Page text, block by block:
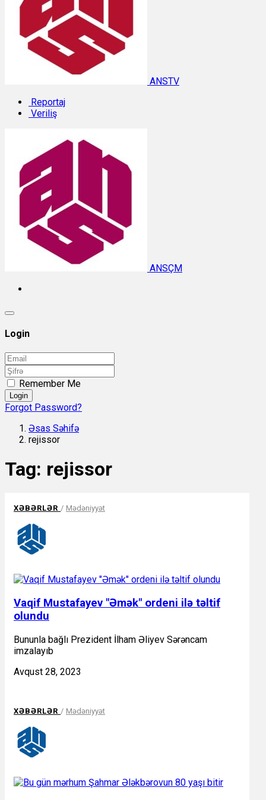
ANSTV
Reportaj
Veriliş
ANSÇM
Login
Remember Me
Login
Forgot Password?
Əsas Səhifə
rejissor
Tag: rejissor
XƏBƏRLƏR / Mədəniyyət
Vaqif Mustafayev "Əmək" ordeni ilə təltif
olundu
Bununla bağlı Prezident İlham Əliyev Sərəncam
imzalayıb
Avqust 28, 2023
XƏBƏRLƏR / Mədəniyyət